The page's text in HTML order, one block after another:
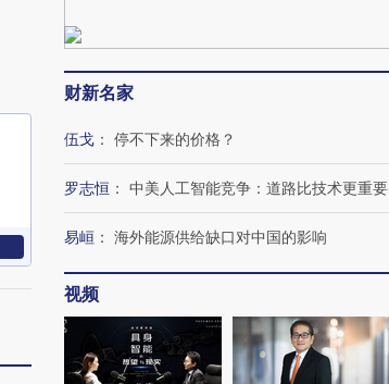
财新名家
伍戈 ： 停不下来的价格？
罗志恒 ： 中美人工智能竞争：道路比技术更重要
易峘 ： 海外能源供给缺口对中国的影响
视频